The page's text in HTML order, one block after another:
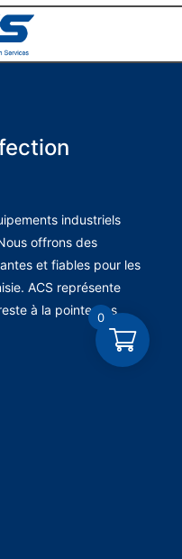
industriels
offrons des
et fiables pour les
ACS représente
à la pointe des
0